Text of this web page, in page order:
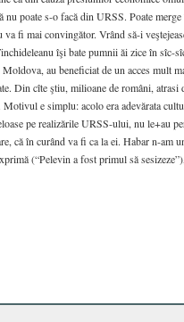
poate s-o facă din URSS. Poate
va fi mai convingător. Vrând să-i
îşi bate pumnii ăi zice în sîc-
au beneficiat de un acces mult
Din cîte ştiu, milioane de români,
e simplu: acolo era adevărata
pe realizările URSS-ului, nu le+au
că în curând va fi ca la ei. Habar n-am
(“Pelevin a fost primul să